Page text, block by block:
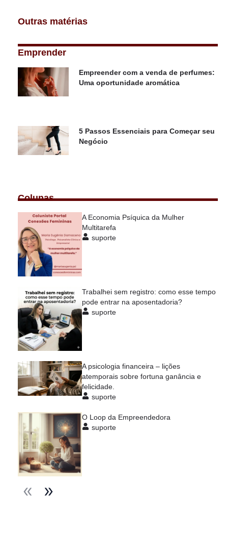
Outras matérias
Emprender
Empreender com a venda de perfumes:
Uma oportunidade aromática
5 Passos Essenciais para Começar seu
Negócio
Colunas
A Economia Psíquica da Mulher
Multitarefa
suporte
Trabalhei sem registro: como esse tempo
pode entrar na aposentadoria?
suporte
A psicologia financeira – lições
atemporais sobre fortuna ganância e
felicidade.
suporte
O Loop da Empreendedora
suporte